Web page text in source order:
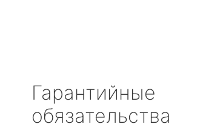
Гарантийные
обязательства